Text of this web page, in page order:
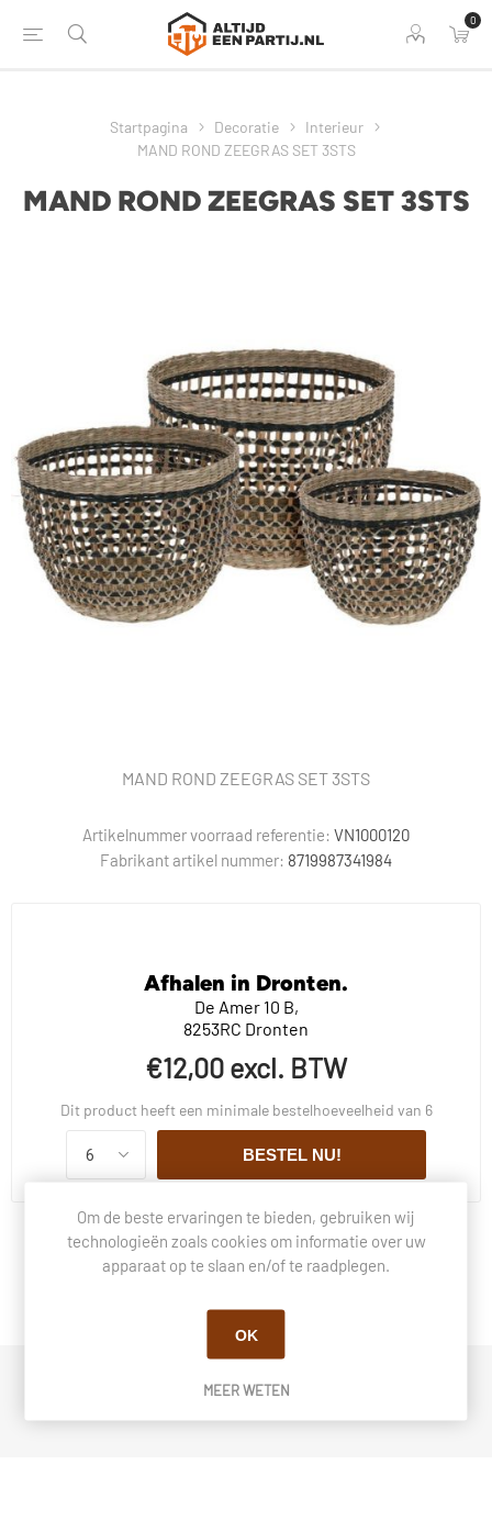
0
Startpagina Decoratie
Interieur
MAND ROND ZEEGRAS SET 3STS
MAND ROND ZEEGRAS SET 3STS
MAND ROND ZEEGRAS SET 3STS
Artikelnummer voorraad referentie: VN1000120
Fabrikant artikel nummer: 8719987341984
Afhalen in Dronten.
De Amer 10 B,
8253RC Dronten
€12,00 excl. BTW
Dit product heeft een minimale bestelhoeveelheid van 6
BESTEL NU!
BESCHRIJVING
VRAGEN OVER DIT PRODUCT?
MAND ROND ZEEGRAS SET 3STS
Om de beste ervaringen te bieden, gebruiken wij
technologieën zoals cookies om informatie over uw
apparaat op te slaan en/of te raadplegen.
OK
MEER WETEN